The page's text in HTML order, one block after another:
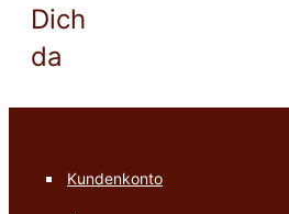
Dich
da
Kundenkonto